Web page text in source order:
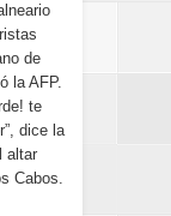
de
la AFP.
te
dice la
altar
Cabos.